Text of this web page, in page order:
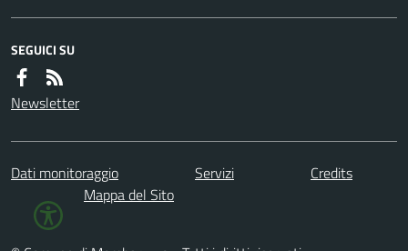
SEGUICI SU
Newsletter
Dati monitoraggio Servizi
Credits
Mappa del Sito